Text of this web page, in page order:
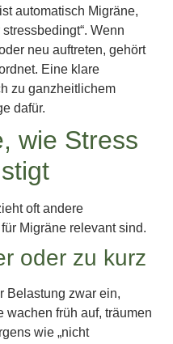
automatisch Migräne,
Wenn
neu auftreten, gehört
Eine klare
zu ganzheitlichem
dafür.
wie Stress
oft andere
Migräne relevant sind.
oder zu kurz
Belastung zwar ein,
wachen früh auf, träumen
wie „nicht